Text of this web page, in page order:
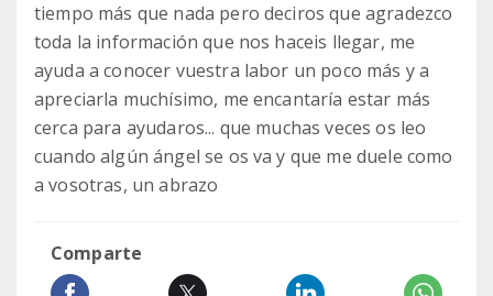
tiempo más que nada pero deciros que agradezco
toda la información que nos haceis llegar, me
ayuda a conocer vuestra labor un poco más y a
apreciarla muchísimo, me encantaría estar más
cerca para ayudaros... que muchas veces os leo
cuando algún ángel se os va y que me duele como
a vosotras, un abrazo
Comparte